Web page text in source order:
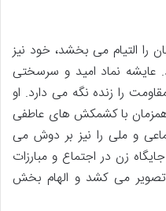
را التیام می بخشد، خود نیز
نماد امید و سرسختی
را زنده نگه می دارد. او
با کشمکش های عاطفی
و ملی را نیز بر دوش می
زن در اجتماع و مبارزات
می کشد و الهام بخش